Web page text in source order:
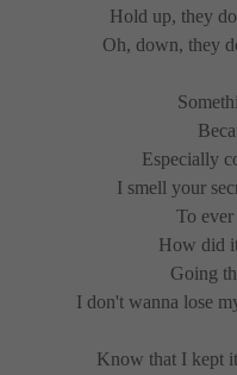
Hold up, they
Oh, down, they
Especially
I smell your
To
How did
Going
I don't wanna lose
Know that I kept